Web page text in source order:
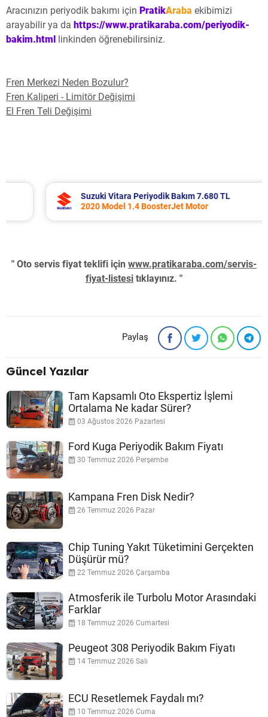
Aracınızın periyodik bakımı için PratikAraba ekibimizi
arayabilir ya da https://www.pratikaraba.com/periyodik-
bakim.html
linkinden öğrenebilirsiniz.
Fren Merkezi Neden Bozulur?
Fren Kaliperi - Limitör Değişimi
El Fren Teli Değişimi
Suzuki Vitara Periyodik Bakım 7.680 TL
2020 Model 1.4 BoosterJet Motor
" Oto servis fiyat teklifi için www.pratikaraba.com/servis-
fiyat-listesi tıklayınız. "
Paylaş
Güncel Yazılar
Tam Kapsamlı Oto Ekspertiz İşlemi
Ortalama Ne kadar Sürer?
03 Ağustos 2026 Pazartesi
Ford Kuga Periyodik Bakım Fiyatı
30 Temmuz 2026 Perşembe
Kampana Fren Disk Nedir?
26 Temmuz 2026 Pazar
Chip Tuning Yakıt Tüketimini Gerçekten
Düşürür mü?
22 Temmuz 2026 Çarşamba
Atmosferik ile Turbolu Motor Arasındaki
Farklar
18 Temmuz 2026 Cumartesi
Peugeot 308 Periyodik Bakım Fiyatı
14 Temmuz 2026 Salı
ECU Resetlemek Faydalı mı?
10 Temmuz 2026 Cuma